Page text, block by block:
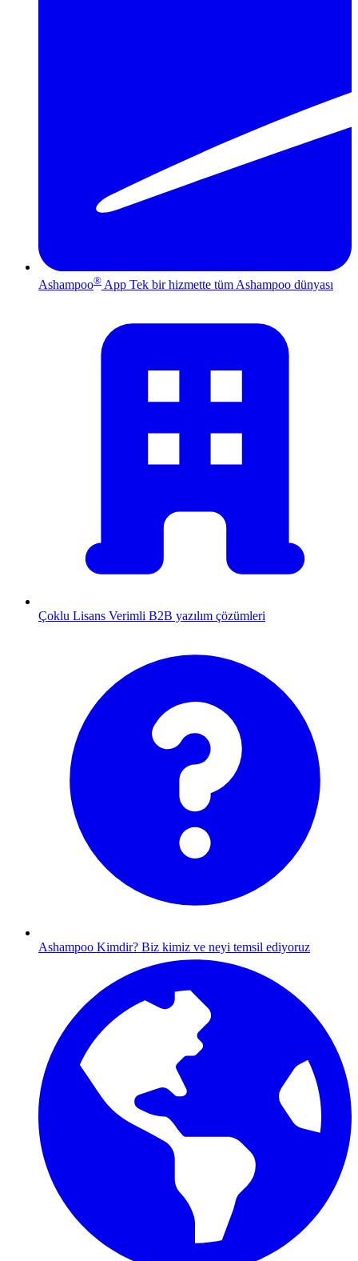
Ashampoo® App Tek bir hizmette tüm Ashampoo dünyası
Çoklu Lisans Verimli B2B yazılım çözümleri
Ashampoo Kimdir? Biz kimiz ve neyi temsil ediyoruz